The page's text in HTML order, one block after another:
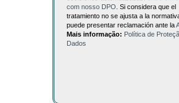
com nosso DPO . Si considera que el
tratamiento no se ajusta a la
puede presentar reclamación ante la
Mais informação: Política de
Dados